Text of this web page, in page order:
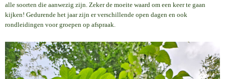
alle soorten die aanwezig zijn. Zeker de moeite waard om een keer te gaan
kijken! Gedurende het jaar zijn er verschillende open dagen en ook
rondleidingen voor groepen op afspraak.